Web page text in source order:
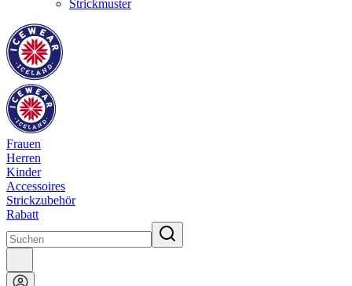
Strickmuster
Frauen
Herren
Kinder
Accessoires
Strickzubehör
Rabatt